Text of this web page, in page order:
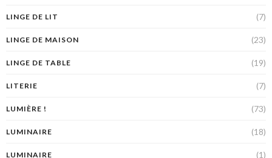
LINGE DE LIT (7)
LINGE DE MAISON (23)
LINGE DE TABLE (19)
LITERIE (7)
LUMIÈRE ! (73)
LUMINAIRE (18)
LUMINAIRE (1)